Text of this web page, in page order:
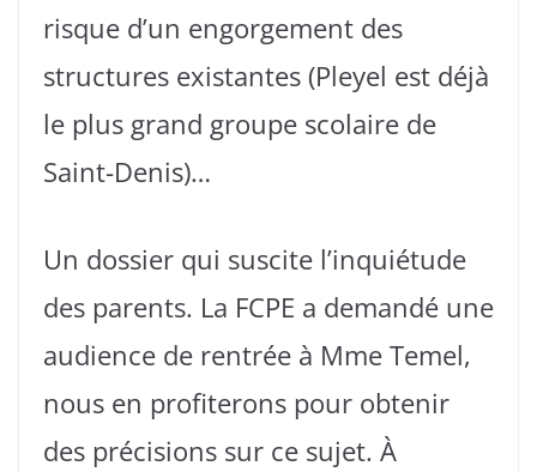
risque d’un engorgement des
structures existantes (Pleyel est déjà
le plus grand groupe scolaire de
Saint-Denis)…
Un dossier qui suscite l’inquiétude
des parents. La FCPE a demandé une
audience de rentrée à Mme Temel,
nous en profiterons pour obtenir
des précisions sur ce sujet. À